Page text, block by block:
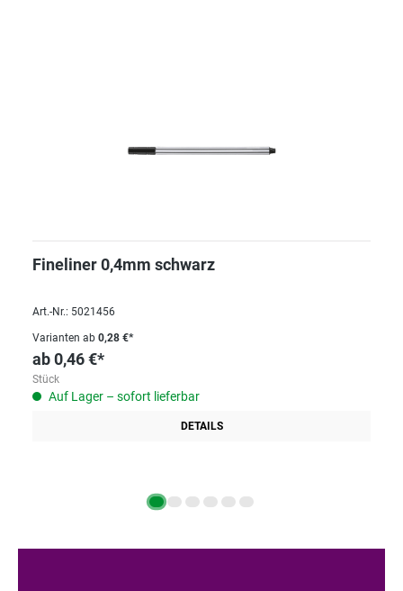
Fineliner 0,4mm schwarz
Art.-Nr.: 5021456
Varianten ab 0,28 €*
ab0,46 €*
Stück
Auf Lager – sofort lieferbar
DETAILS